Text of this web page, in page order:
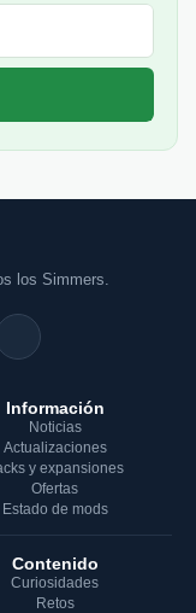
los Simmers.
Información
Noticias
Actualizaciones
y expansiones
Ofertas
Estado de mods
Contenido
Curiosidades
Retos